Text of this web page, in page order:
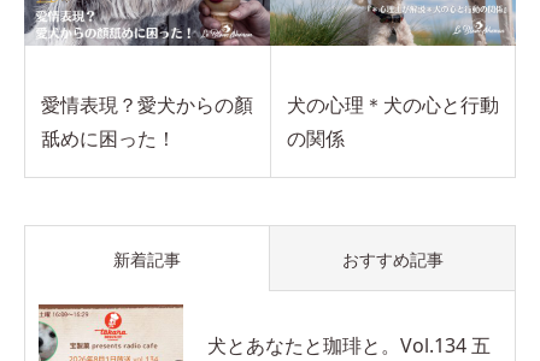
愛情表現？愛犬からの顏
舐めに困った！
犬の心理＊犬の心と行動
の関係
新着記事 おすすめ記事
犬とあなたと珈琲と。Vol.134 五